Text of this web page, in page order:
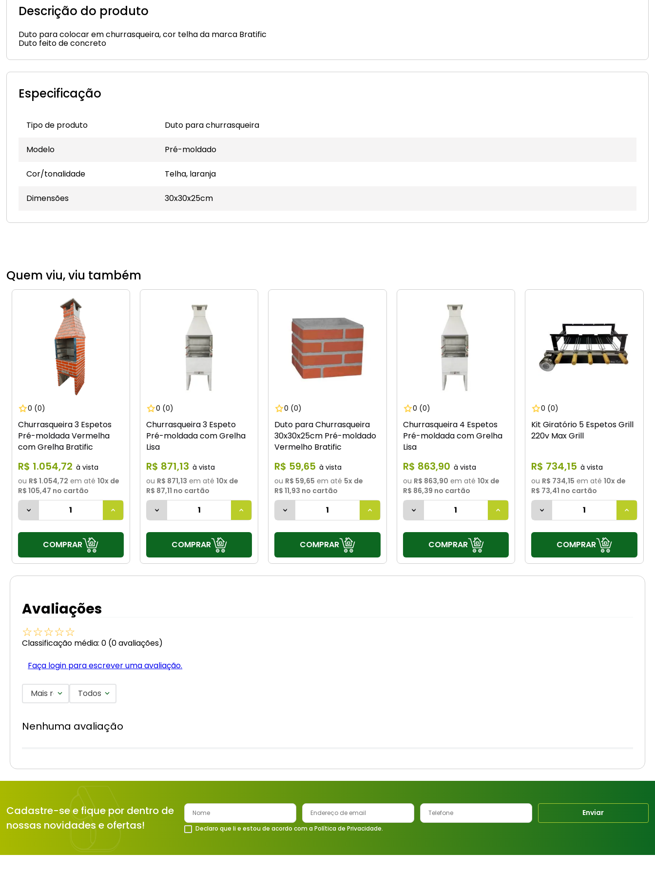
Descrição do produto
Duto para colocar em churrasqueira, cor telha da marca Bratific
Duto feito de concreto
Especificação
Tipo de produto Duto para churrasqueira
Modelo Pré-moldado
Cor/tonalidade Telha, laranja
Dimensões 30x30x25cm
Quem viu, viu também
0 (0)
Churrasqueira 3 Espetos
Pré-moldada Vermelha
com Grelha Bratific
R$ 1.054,72
ou R$ 1.054,72 em até 10x de
R$ 105,47 no cartão
COMPRAR
0 (0)
Churrasqueira 3 Espeto
Pré-moldada com Grelha
Lisa
R$ 871,13
ou R$ 871,13 em até 10x de
R$ 87,11 no cartão
COMPRAR
0 (0)
Duto para Churrasqueira
30x30x25cm Pré-moldado
Vermelho Bratific
R$ 59,65
ou R$ 59,65 em até 5x de
R$ 11,93 no cartão
COMPRAR
0 (0)
Churrasqueira 4 Espetos
Pré-moldada com Grelha
Lisa
R$ 863,90
ou R$ 863,90 em até 10x de
R$ 86,39 no cartão
COMPRAR
0 (0)
Kit Giratório 5 Espetos Grill
220v Max Grill
R$ 734,15
ou R$ 734,15 em até 10x de
R$ 73,41 no cartão
COMPRAR
Avaliações
☆☆☆☆☆
Classificação média: 0 (0 avaliações)
Faça login para escrever uma avaliação.
Mais recentesTodos
Nenhuma avaliação
Cadastre-se e fique por dentro de
nossas novidades e ofertas!
Enviar
Declaro que li e estou de acordo com a Política de Privacidade.